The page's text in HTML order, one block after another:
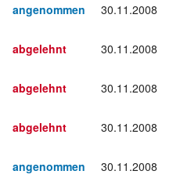
angenommen 30.11.2008
abgelehnt 30.11.2008
abgelehnt 30.11.2008
abgelehnt 30.11.2008
angenommen 30.11.2008